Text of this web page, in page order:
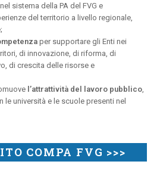
sistema della PA del FVG e
del territorio a livello regionale,
per supportare gli Enti nei
di innovazione, di riforma, di
di crescita delle risorse e
l’attrattività del lavoro pubblico
le università e le scuole presenti nel
COMPA FVG >>>